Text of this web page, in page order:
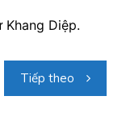
Diệp.
Tiếp theo